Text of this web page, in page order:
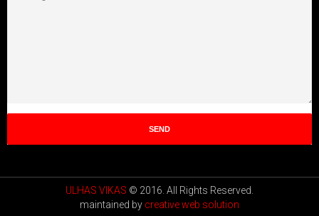
ULHAS VIKAS © 2016. All Rights Reserved.
maintained by creative web solution